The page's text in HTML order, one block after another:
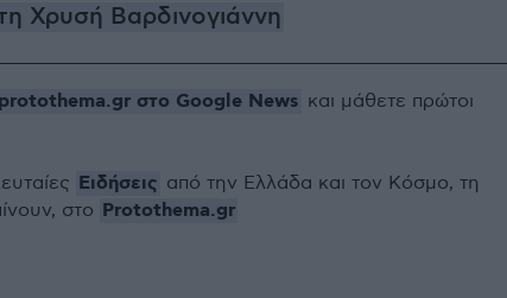
Χρυσή Βαρδινογιάννη
protothema.gr στο Google News και μάθετε πρώτοι
Ειδήσεις από την Ελλάδα και τον Κόσμο, τη
στο Protothema.gr